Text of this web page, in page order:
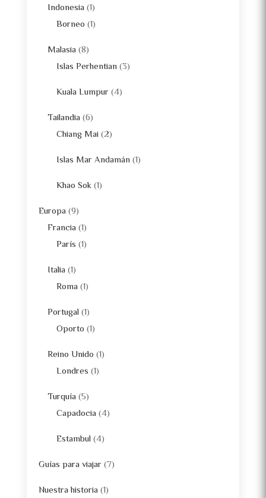
Indonesia (1)
Borneo (1)
Malasia (8)
Islas Perhentian (3)
Kuala Lumpur(4)
Tailandia (6)
Chiang Mai (2)
Islas Mar Andamán (1)
Khao Sok(1)
Europa (9)
Francia (1)
París (1)
Italia (1)
Roma (1)
Portugal(1)
Oporto (1)
Reino Unido (1)
Londres (1)
Turquía (5)
Capadocia (4)
Estambul(4)
Guías para viajar(7)
Nuestra historia (1)